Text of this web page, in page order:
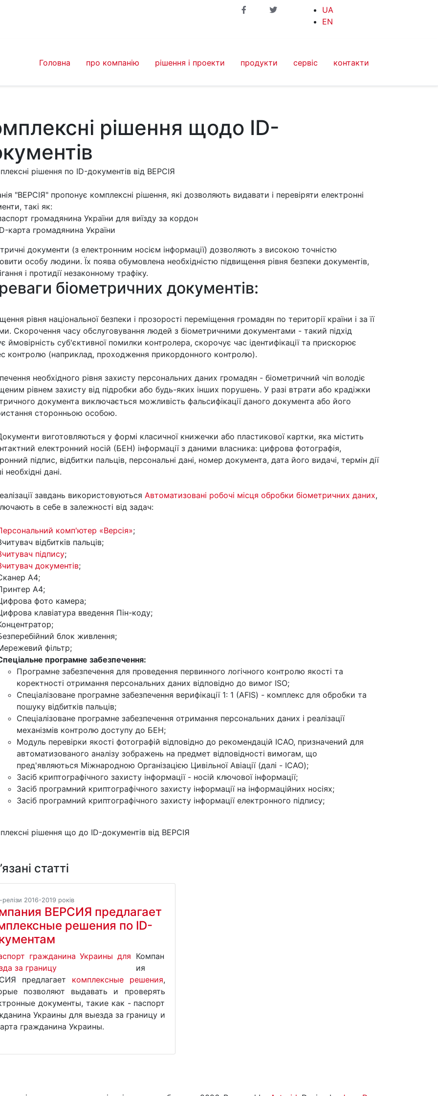
UA
EN
Головна про компанію рішення і проекти продукти сервіс контакти
рішення щодо ID-
"ВЕРСІЯ" пропонує комплексні рішення, які дозволяють видавати і перевіряти електронні
такі як:
громадянина України для виїзду за кордон
карта громадянина України
документи (з електронним носієм інформації) дозволяють з високою точністю
особу людини. Їх поява обумовлена ​​необхідністю підвищення рівня безпеки документів,
і протидії незаконному трафіку.
біометричних документів:
рівня національної безпеки і прозорості переміщення громадян по території країни і за її
Скорочення часу обслуговування людей з біометричними документами - такий підхід
ймовірність суб'єктивної помилки контролера, скорочує час ідентифікації та прискорює
контролю (наприклад, проходження прикордонного контролю).
необхідного рівня захисту персональних даних громадян - біометричний чіп володіє
рівнем захисту від підробки або будь-яких інших порушень. У разі втрати або крадіжки
документа виключається можливість фальсифікації даного документа або його
сторонньою особою.
виготовляються у формі класичної книжечки або пластикової картки, яка містить
електронний носій (БЕН) інформації з даними власника: цифрова фотографія,
підпис, відбитки пальців, персональні дані, номер документа, дата його видачі, термін дії
необхідні дані.
завдань використовуються Автоматизовані робочі місця обробки біометричних даних,
в себе в залежності від задач:
комп'ютер «Версія»;
відбитків пальців;
підпису;
документів;
А4;
А4;
фото камера;
клавіатура введення Пін-коду;
блок живлення;
фільтр;
програмне забезпечення:
Програмне забезпечення для проведення первинного логічного контролю якості та
коректності отримання персональних даних відповідно до вимог ISO;
Спеціалізоване програмне забезпечення верифікації 1: 1 (AFIS) - комплекс для обробки та
пошуку відбитків пальців;
Спеціалізоване програмне забезпечення отримання персональних даних і реалізації
механізмів контролю доступу до БЕН;
Модуль перевірки якості фотографій відповідно до рекомендацій ICAO, призначений для
автоматизованого аналізу зображень на предмет відповідності вимогам, що
пред'являються Міжнародною Організацією Цивільної Авіації (далі - ICAO);
Засіб криптографічного захисту інформації - носій ключової інформації;
Засіб програмний криптографічного захисту інформації на інформаційних носіях;
Засіб програмний криптографічного захисту інформації електронного підпису;
статті
2016-2019 років
ВЕРСИЯ предлагает
решения по ID-
Компан
ия
предлагает комплексные решения,
позволяют выдавать и проверять
документы, такие как - паспорт
Украины для выезда за границу и
гражданина Украины.